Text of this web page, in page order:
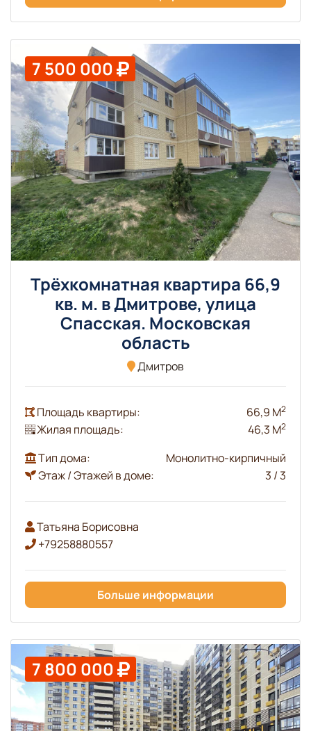
7 500 000
Трёхкомнатная квартира 66,9
кв. м. в Дмитрове, улица
Спасская. Московская
область
Дмитров
Площадь квартиры: 66,9 М2
Жилая площадь: 46,3 М2
Тип дома:
Монолитно-кирпичный
Этаж / Этажей в доме:
3 / 3
Татьяна Борисовна
+79258880557
Больше информации
7 800 000